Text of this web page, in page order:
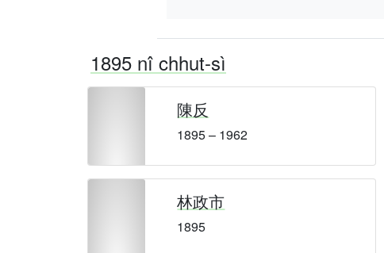
1895 nî chhut-sì
陳反
1895 – 1962
林政市
1895